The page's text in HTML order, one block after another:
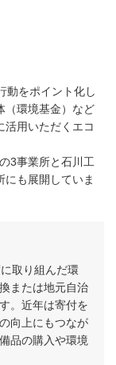
動をポイント化し
（環境基金）など
活用いただくエコ
3事業所と石川工
も展開していま
取り組んだ環
または地元自治
。近年は寄付を
向上にもつなが
品の購入や環境